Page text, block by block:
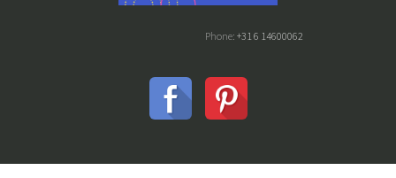
Phone:+31 6 14600062